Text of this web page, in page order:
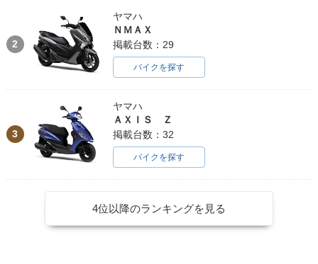
2
ヤマハ
ＮＭＡＸ
掲載台数：29
バイクを探す
3
ヤマハ
ＡＸＩＳ Ｚ
掲載台数：32
バイクを探す
4位以降のランキングを見る